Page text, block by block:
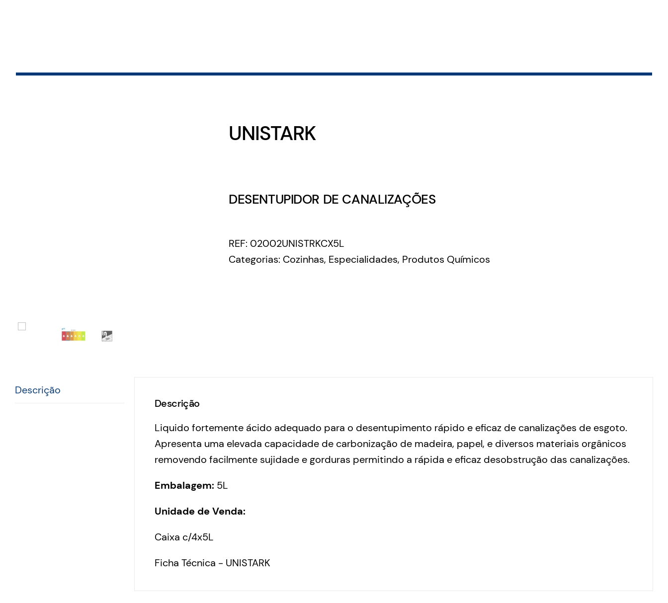
UNISTARK
DESENTUPIDOR DE CANALIZAÇÕES
REF: 02002UNISTRKCX5L
Categorias: Cozinhas, Especialidades, Produtos Químicos
Descrição
Descrição
Liquido fortemente ácido adequado para o desentupimento rápido e eficaz de canalizações de esgoto.
Apresenta uma elevada capacidade de carbonização de madeira, papel, e diversos materiais orgânicos
removendo facilmente sujidade e gorduras permitindo a rápida e eficaz desobstrução das canalizações.
Embalagem: 5L
Unidade de Venda:
Caixa c/4x5L
Ficha Técnica - UNISTARK